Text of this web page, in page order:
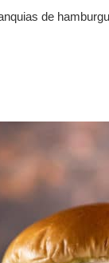
de